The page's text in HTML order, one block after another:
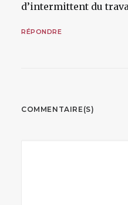
d’intermittent du
RÉPONDRE
COMMENTAIRE(S)